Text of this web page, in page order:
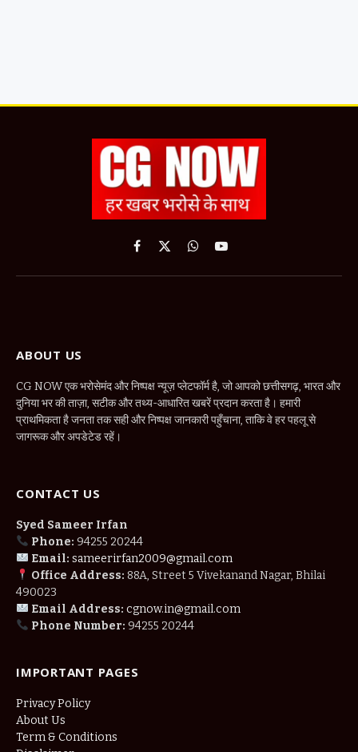
Facebook
X
WhatsApp
YouTube
ABOUT US
CG NOW एक भरोसेमंद और निष्पक्ष न्यूज़ प्लेटफॉर्म है, जो आपको छत्तीसगढ़, भारत और
दुनिया भर की ताज़ा, सटीक और तथ्य-आधारित खबरें प्रदान करता है। हमारी
प्राथमिकता है जनता तक सही और निष्पक्ष जानकारी पहुँचाना, ताकि वे हर पहलू से
जागरूक और अपडेटेड रहें।
CONTACT US
Syed Sameer Irfan
Phone: 94255 20244
Email: sameerirfan2009@gmail.com
Office Address: 88A, Street 5 Vivekanand Nagar, Bhilai
490023
Email Address: cgnow.in@gmail.com
Phone Number: 94255 20244
IMPORTANT PAGES
Privacy Policy
About Us
Term & Conditions